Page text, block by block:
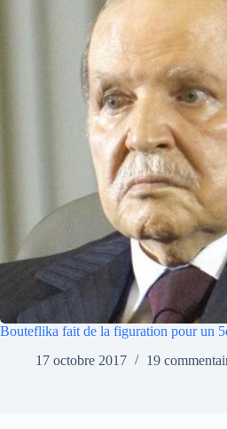
Bouteflika fait de la figuration pour un
17 octobre 2017
19